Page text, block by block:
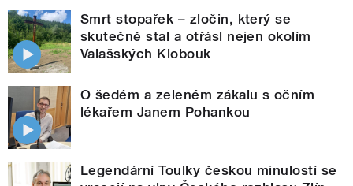
Smrt stopařek – zločin, který se
skutečně stal a otřásl nejen okolím
Valašských Klobouk
O šedém a zeleném zákalu s očním
lékařem Janem Pohankou
Legendární Toulky českou minulostí se